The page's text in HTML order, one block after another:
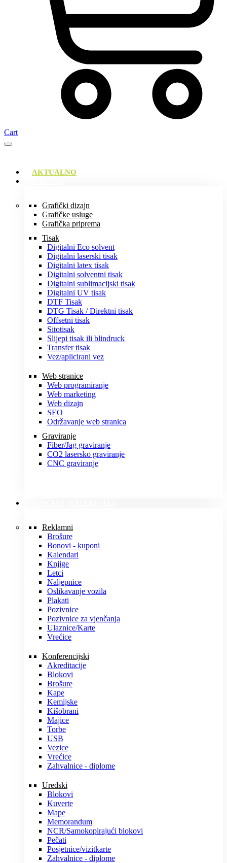
Cart
AKTUALNO
Grafički dizajn
Grafičke usluge
Grafička priprema
Tisak
Digitalni Eco solvent
Digitalni laserski tisak
Digitalni latex tisak
Digitalni solventni tisak
Digitalni sublimacijski tisak
Digitalni UV tisak
DTF Tisak
DTG Tisak / Direktni tisak
Offsetni tisak
Sitotisak
Slijepi tisak ili blindruck
Transfer tisak
Vez/aplicirani vez
Web stranice
Web programiranje
Web marketing
Web dizajn
SEO
Održavanje web stranica
Graviranje
Fiber/Jag graviranje
CO2 lasersko graviranje
CNC graviranje
Reklamni
Brošure
Bonovi - kuponi
Kalendari
Knjige
Letci
Naljepnice
Oslikavanje vozila
Plakati
Pozivnice
Pozivnice za vjenčanja
Ulaznice/Karte
Vrećice
Konferencijski
Akreditacije
Blokovi
Brošure
Kape
Kemijske
Kišobrani
Majice
Torbe
USB
Vezice
Vrećice
Zahvalnice - diplome
Uredski
Blokovi
Kuverte
Mape
Memorandum
NCR/Samokopirajući blokovi
Pečati
Posjetnice/vizitkarte
Zahvalnice - diplome